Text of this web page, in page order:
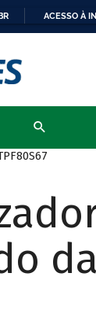
ACESSO À